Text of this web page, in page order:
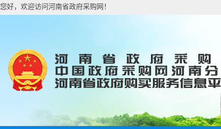
您好，欢迎访问河南省政府采购网！